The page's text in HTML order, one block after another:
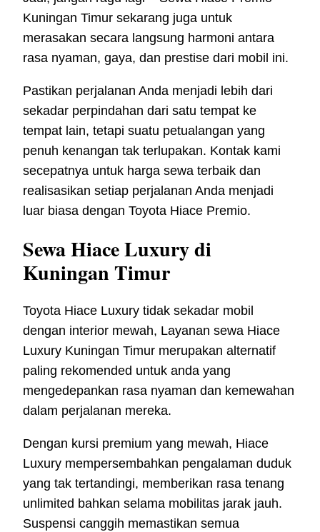
Kuningan Timur sekarang juga untuk
merasakan secara langsung harmoni antara
rasa nyaman, gaya, dan prestise dari mobil ini.
Pastikan perjalanan Anda menjadi lebih dari
sekadar perpindahan dari satu tempat ke
tempat lain, tetapi suatu petualangan yang
penuh kenangan tak terlupakan. Kontak kami
secepatnya untuk harga sewa terbaik dan
realisasikan setiap perjalanan Anda menjadi
luar biasa dengan Toyota Hiace Premio.
Sewa Hiace Luxury di
Kuningan Timur
Toyota Hiace Luxury tidak sekadar mobil
dengan interior mewah, Layanan sewa Hiace
Luxury Kuningan Timur merupakan alternatif
paling rekomended untuk anda yang
mengedepankan rasa nyaman dan kemewahan
dalam perjalanan mereka.
Dengan kursi premium yang mewah, Hiace
Luxury mempersembahkan pengalaman duduk
yang tak tertandingi, memberikan rasa tenang
unlimited bahkan selama mobilitas jarak jauh.
Suspensi canggih memastikan semua